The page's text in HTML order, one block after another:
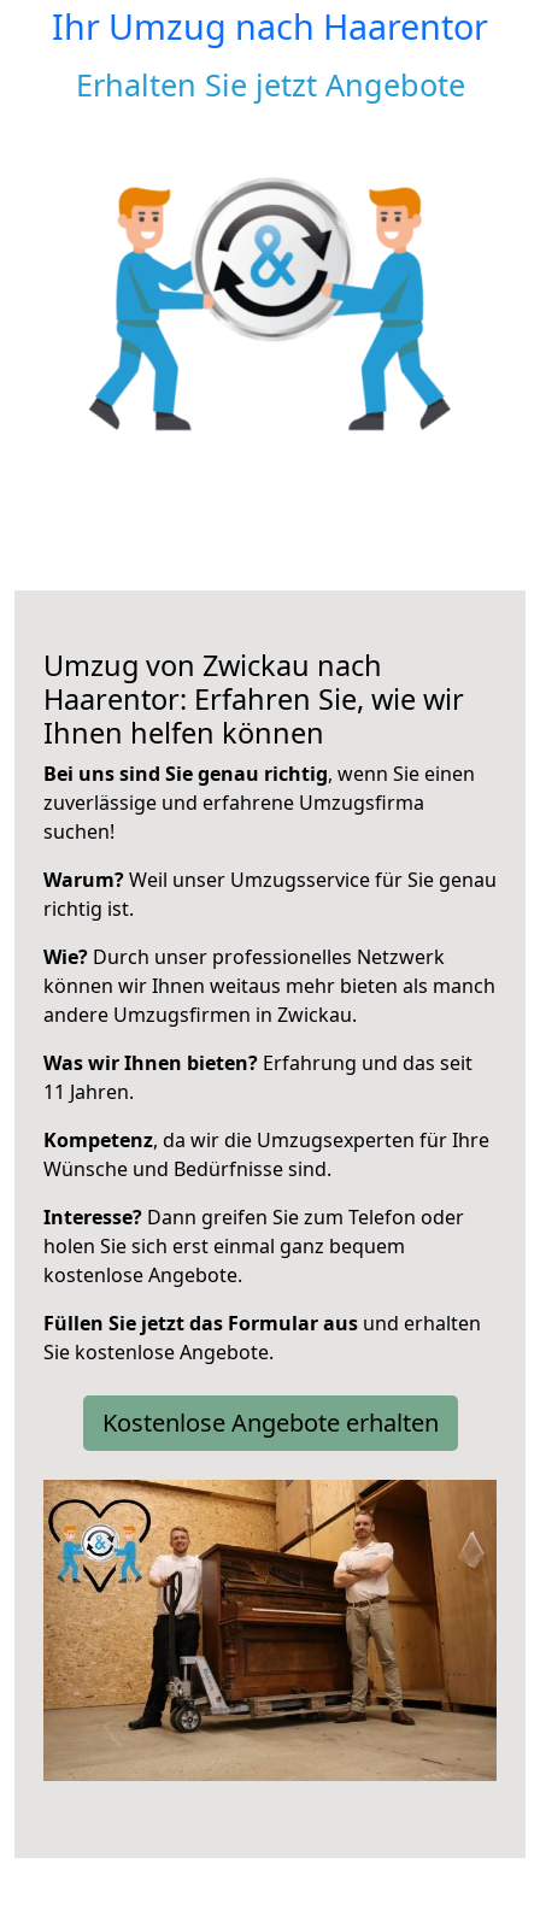
Ihr Umzug nach Haarentor
Erhalten Sie jetzt Angebote
Umzug von Zwickau nach
Haarentor: Erfahren Sie, wie wir
Ihnen helfen können
Bei uns sind Sie genau richtig, wenn Sie einen
zuverlässige und erfahrene Umzugsfirma
suchen!
Warum?Weil unser Umzugsservice für Sie genau
richtig ist.
Wie? Durch unser professionelles Netzwerk
können wir Ihnen weitaus mehr bieten als manch
andere Umzugsfirmen in Zwickau.
Was wir Ihnen bieten? Erfahrung und das seit
11 Jahren.
Kompetenz, da wir die Umzugsexperten für Ihre
Wünsche und Bedürfnisse sind.
Interesse? Dann greifen Sie zum Telefon oder
holen Sie sich erst einmal ganz bequem
kostenlose Angebote.
Füllen Sie jetzt das Formular aus und erhalten
Sie kostenlose Angebote.
Kostenlose Angebote erhalten